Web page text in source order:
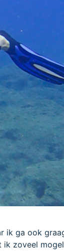
ik ga ook
ik zoveel